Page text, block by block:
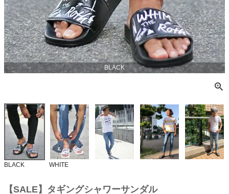
BLACK
BLACK WHITE
【SALE】タギングシャワーサンダル